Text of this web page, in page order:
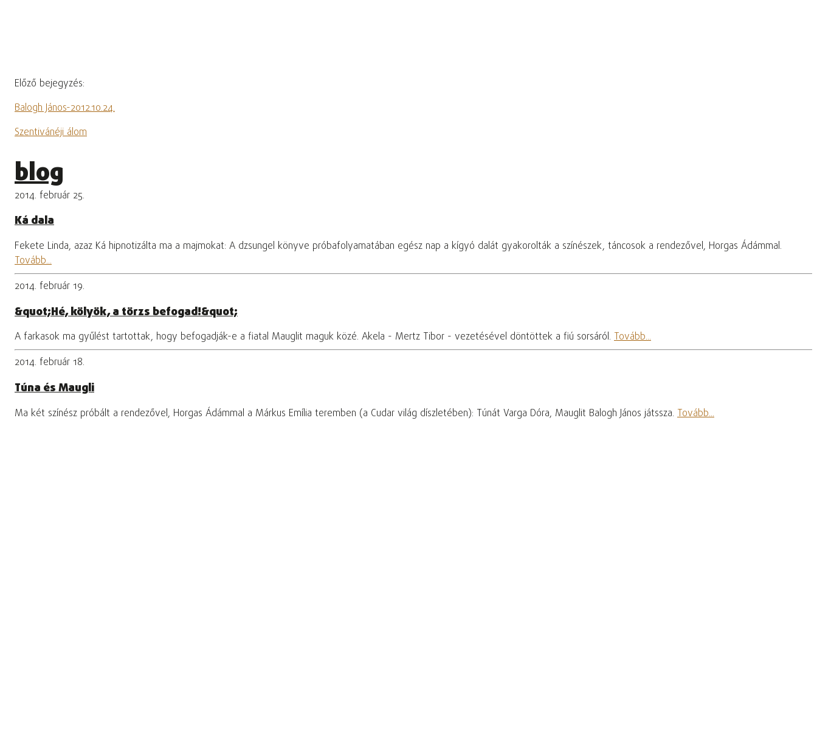
Előző bejegyzés:
Balogh János-2012.10.24.
Szentivánéji álom
blog
2014. február 25.
Ká dala
Fekete Linda, azaz Ká hipnotizálta ma a majmokat: A dzsungel könyve próbafolyamatában egész nap a kígyó dalát gyakorolták a színészek, táncosok a rendezővel, Horgas Ádámmal.
Tovább...
2014. február 19.
&quot;Hé, kölyök, a törzs befogad!&quot;
A farkasok ma gyűlést tartottak, hogy befogadják-e a fiatal Mauglit maguk közé. Akela - Mertz Tibor - vezetésével döntöttek a fiú sorsáról. Tovább...
2014. február 18.
Túna és Maugli
Ma két színész próbált a rendezővel, Horgas Ádámmal a Márkus Emília teremben (a Cudar világ díszletében): Túnát Varga Dóra, Mauglit Balogh János játssza. Tovább...